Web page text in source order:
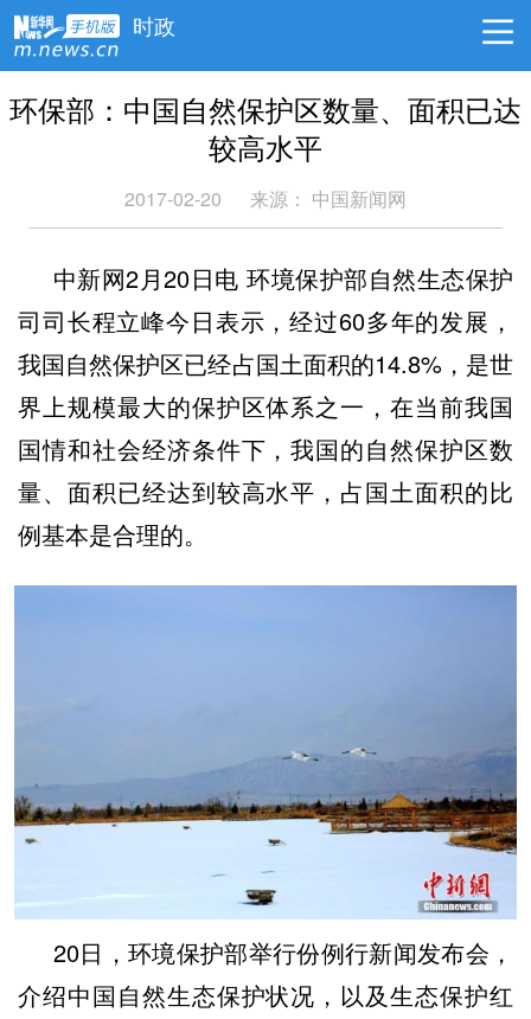
时政
环保部：中国自然保护区数量、面积已达
较高水平
2017-02-20 来源： 中国新闻网
中新网2月20日电 环境保护部自然生态保护
司司长程立峰今日表示，经过60多年的发展，
我国自然保护区已经占国土面积的14.8%，是世
界上规模最大的保护区体系之一，在当前我国
国情和社会经济条件下，我国的自然保护区数
量、面积已经达到较高水平，占国土面积的比
例基本是合理的。
20日，环境保护部举行份例行新闻发布会，
介绍中国自然生态保护状况，以及生态保护红